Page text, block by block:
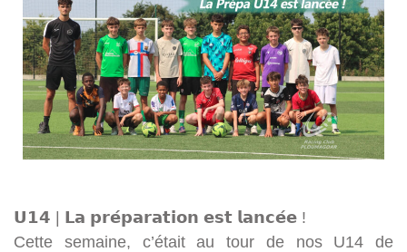
𝗨𝟭𝟰 | 𝗟𝗮 𝗽𝗿𝗲́𝗽𝗮𝗿𝗮𝘁𝗶𝗼𝗻 𝗲𝘀𝘁 𝗹𝗮𝗻𝗰𝗲́𝗲 !
Cette semaine, c’était au tour de nos U14 de